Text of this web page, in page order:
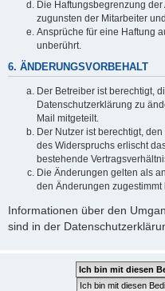
Die Haftungsbegrenzung
zugunsten der Mitarbeiter
Ansprüche für eine Haftung
unberührt.
6. ÄNDERUNGSVORBEHALT
Der Betreiber ist berechtigt,
Datenschutzerklärung zu
Mail mitgeteilt.
Der Nutzer ist berechtigt,
des Widerspruchs erlischt
bestehende
Die Änderungen gelten als
den Änderungen zugestimmt
Informationen über den
sind in der